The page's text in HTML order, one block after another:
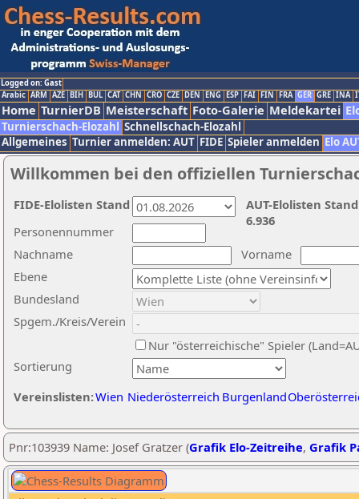
Logged on: Gast
Arabic ARM AZE BIH BUL CAT CHN CRO CZE DEN ENG ESP FAI FIN FRA GER GRE INA
Home TurnierDB Meisterschaft Foto-Galerie Meldekartei
Turnierschach-Elozahl Schnellschach-Elozahl
Allgemeines Turnier anmelden: AUT FIDE Spieler anmelden Elo
Willkommen bei den offiziellen
Nachname
Vorname
Ebene
Sortierung
Personennummer
Bundesland
Spgem./Kreis/Verein
Nur "österreichische" Spieler
Vereinslisten:Wien Niederösterreich Burgenland
AUT-Elolisten
6.936
FIDE-Elolisten Stand
Pnr:103939 Name: Josef Gratzer (Grafik Elo-Zeitreihe, Grafik